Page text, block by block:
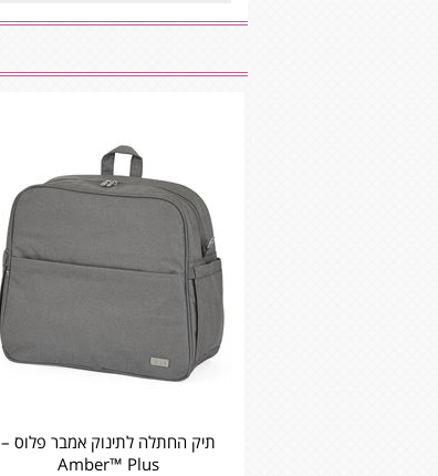
תיק החתלה לתינוק אמבר פלוס –
Amber™ Plus